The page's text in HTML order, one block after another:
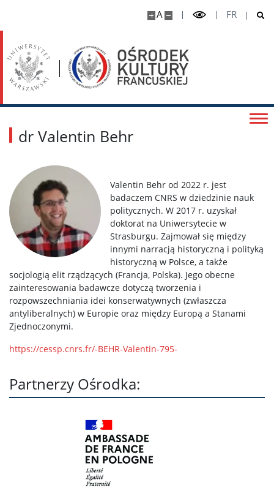
A FR
Regulamin korzystania z biblioteki
Nowe książki
Granty i konkursy
MT180 2023
MT180 2024
MT180 2026
Francuski Tydzień Nauk Społecznych
Blog Geopolitica
Kontakt
dr Valentin Behr
Valentin Behr od 2022 r. jest
badaczem CNRS w dziedzinie nauk
politycznych. W 2017 r. uzyskał
doktorat na Uniwersytecie w
Strasburgu. Zajmował się między
innymi narracją historyczną i polityką
historyczną w Polsce, a także
socjologią elit rządzących (Francja, Polska). Jego obecne
zainteresowania badawcze dotyczą tworzenia i
rozpowszechniania idei konserwatywnych (zwłaszcza
antyliberalnych) w Europie oraz między Europą a Stanami
Zjednoczonymi.
https://cessp.cnrs.fr/-BEHR-Valentin-795-
Partnerzy Ośrodka: